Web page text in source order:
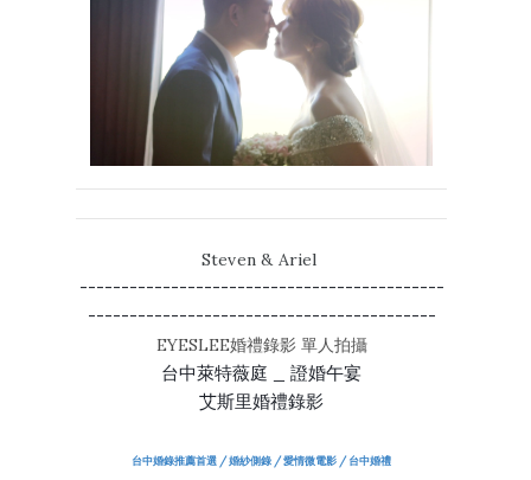
Steven & Ariel
--------------------------------------------
------------------------------------------
EYESLEE婚禮錄影 單人拍攝
台中萊特薇庭 _ 證婚午宴
艾斯里婚禮錄影
台中婚錄推薦首選 / 婚紗側錄 / 愛情微電影 / 台中婚禮